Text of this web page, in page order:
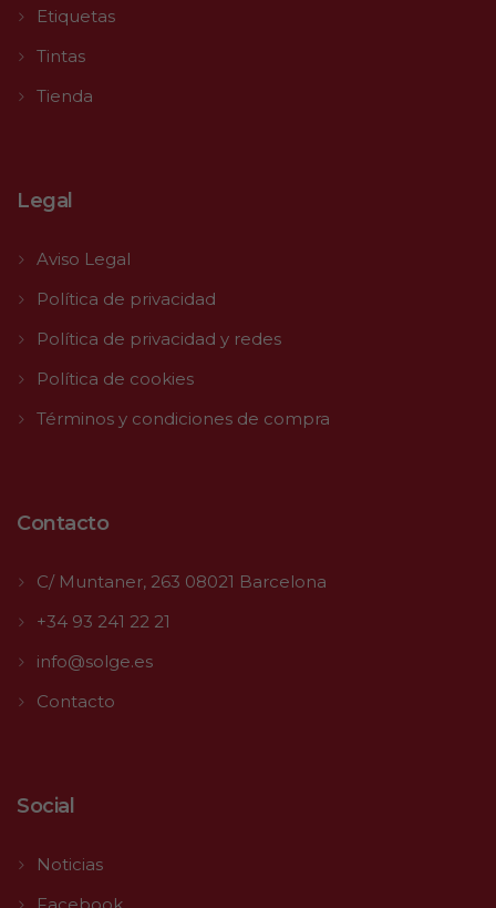
Etiquetas
Tintas
Tienda
Legal
Aviso Legal
Política de privacidad
Política de privacidad y redes
Política de cookies
Términos y condiciones de compra
Contacto
C/ Muntaner, 263 08021 Barcelona
+34 93 241 22 21
info@solge.es
Contacto
Social
Noticias